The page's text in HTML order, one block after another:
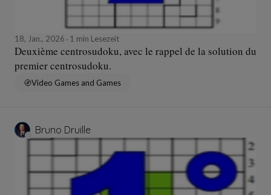
18, Jan., 2026 1 min Lesezeit
Deuxième centrosudoku, avec le rappel de la solution du
premier centrosudoku.
Video Games and Games
Bruno Druille